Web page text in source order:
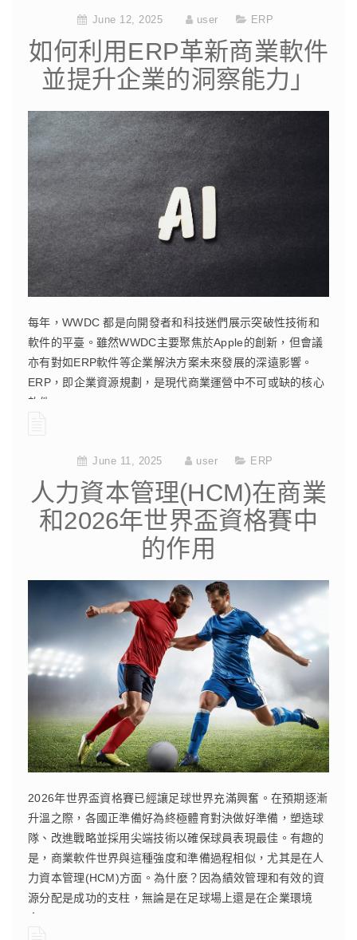
June 12, 2025
user ERP
如何利用ERP革新商業軟件
並提升企業的洞察能力」
每年，WWDC 都是向開發者和科技迷們展示突破性技術和
軟件的平臺。雖然WWDC主要聚焦於Apple的創新，但會議
亦有對如ERP軟件等企業解決方案未來發展的深遠影響。
ERP，即企業資源規劃，是現代商業運營中不可或缺的核心
軟件。
June 11, 2025
user ERP
人力資本管理(HCM)在商業
和2026年世界盃資格賽中
的作用
2026年世界盃資格賽已經讓足球世界充滿興奮。在預期逐漸
升溫之際，各國正準備好為終極體育對決做好準備，塑造球
隊、改進戰略並採用尖端技術以確保球員表現最佳。有趣的
是，商業軟件世界與這種強度和準備過程相似，尤其是在人
力資本管理(HCM)方面。為什麼？因為績效管理和有效的資
源分配是成功的支柱，無論是在足球場上還是在企業環境
中。